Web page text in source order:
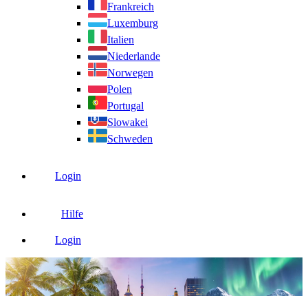
Frankreich
Luxemburg
Italien
Niederlande
Norwegen
Polen
Portugal
Slowakei
Schweden
Login
Hilfe
Login